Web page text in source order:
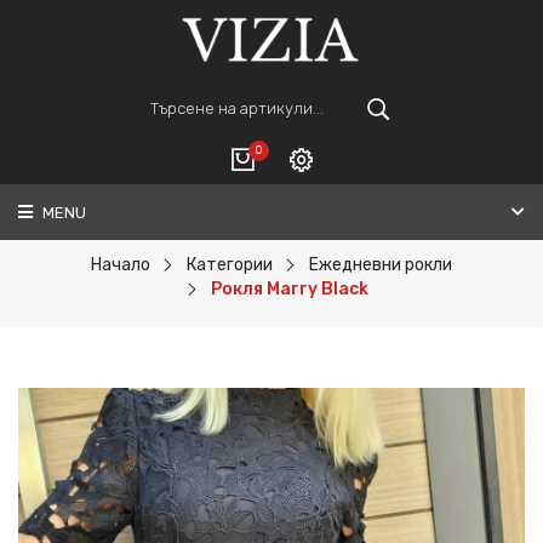
0
ВАШАТА КОЛИЧКА Е ПРАЗНА.
ПОРЪЧАЙ
Регистрация
MENU
Начало Категории
Ежедневни рокли
Рокля Marry Black